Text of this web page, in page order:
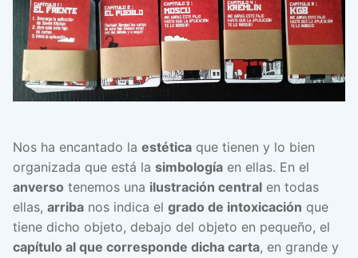
Nos ha encantado la estética que tienen y lo bien
organizada que está la simbología en ellas. En el
anverso tenemos una ilustración central en todas
ellas, arriba nos indica el grado de intoxicación que
tiene dicho objeto, debajo del objeto en pequeño, el
capítulo al que corresponde dicha carta, en grande y